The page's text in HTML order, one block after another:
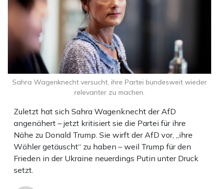
Zuletzt hat sich Sahra Wagenknecht der AfD
angenähert – jetzt kritisiert sie die Partei für ihre
Nähe zu Donald Trump. Sie wirft der AfD vor, „ihre
Wähler getäuscht“ zu haben – weil Trump für den
Frieden in der Ukraine neuerdings Putin unter Druck
setzt.
Sahra Wagenknecht versucht, ihre Partei bundesweit wieder
relevanter zu machen.